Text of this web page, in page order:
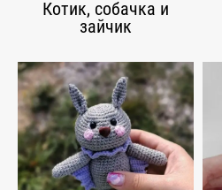
Котик, собачка и
зайчик